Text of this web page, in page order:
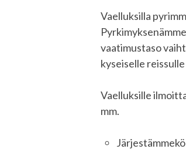
Vaelluksilla
vaatimustaso
kyseiselle
Vaelluksille
mm.